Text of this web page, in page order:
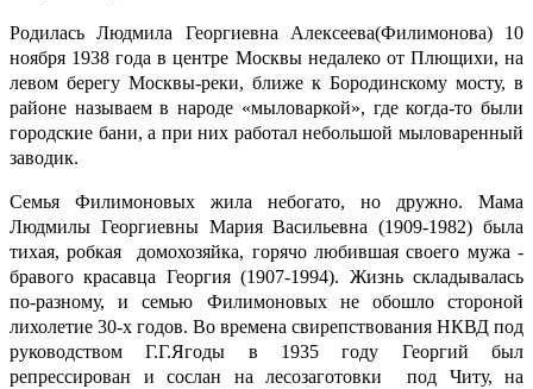
Родилась Людмила Георгиевна Алексеева(Филимонова) 10
ноября 1938 года в центре Москвы недалеко от Плющихи, на
левом берегу Москвы-реки, ближе к Бородинскому мосту, в
районе называем в народе «мыловаркой», где когда-то были
городские бани, а при них работал небольшой мыловаренный
заводик.
Семья Филимоновых жила небогато, но дружно. Мама
Людмилы Георгиевны Мария Васильевна (1909-1982) была
тихая, робкая домохозяйка, горячо любившая своего мужа -
бравого красавца Георгия (1907-1994). Жизнь складывалась
по-разному, и семью Филимоновых не обошло стороной
лихолетие 30-х годов. Во времена свирепствования НКВД под
руководством Г.Г.Ягоды в 1935 году Георгий был
репрессирован и сослан на лесозаготовки под Читу, на